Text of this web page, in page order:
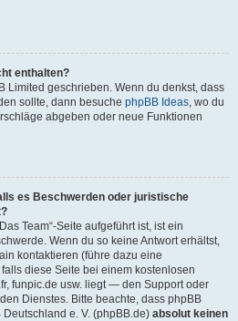
enthalten?
Limited geschrieben. Wenn du denkst, dass
sollte, dann besuche phpBB Ideas, wo du
abgeben oder neue Funktionen
es Beschwerden oder juristische
Team“-Seite aufgeführt ist, ist ein
Wenn du so keine Antwort erhältst,
kontaktieren (führe dazu eine
diese Seite bei einem kostenlosen
funpic.de usw. liegt — den Support oder
Dienstes. Bitte beachte, dass phpBB
e. V. (phpBB.de) absolut keinen